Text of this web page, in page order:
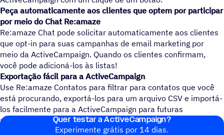
Peça automaticamente aos clientes que optem por participar
por meio do Chat Re:amaze
Re:amaze Chat pode solicitar automaticamente aos clientes
que opt-in para suas campanhas de email marketing por
meio da ActiveCampaign. Quando os clientes confirmam,
você pode adicioná-los às listas!
Exportação fácil para a ActiveCampaign
Use Re:amaze Contatos para filtrar para contatos que você
está procurando, exportá-los para um arquivo CSV e importá-
los facilmente para a ActiveCampaign para futuras
automações de marketing e vendas.
Quer testar a ActiveCampaign?
Experimente grátis por 14 dias.